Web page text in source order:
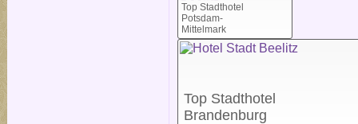
Top Stadthotel
Potsdam-
Mittelmark
Top Stadthotel
Brandenburg